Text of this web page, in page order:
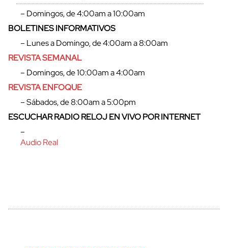
– Domingos, de 4:00am a 10:00am
BOLETINES INFORMATIVOS
– Lunes a Domingo, de 4:00am a 8:00am
REVISTA SEMANAL
– Domingos, de 10:00am a 4:00am
REVISTA ENFOQUE
– Sábados, de 8:00am a 5:00pm
ESCUCHAR RADIO RELOJ EN VIVO POR INTERNET
–
Audio Real